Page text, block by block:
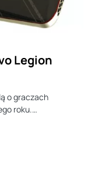
Legion
o graczach
roku.…